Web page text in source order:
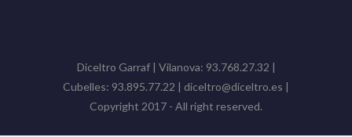
Diceltro Garraf | Vilanova: 93.768.27.32 |
Cubelles: 93.895.77.22 | diceltro@diceltro.es |
Copyright 2017 - All right reserved.